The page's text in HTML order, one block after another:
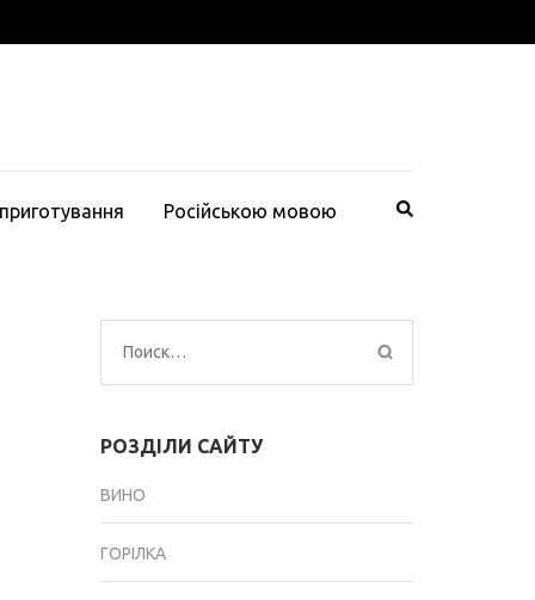
Російською мовою
Найти:
РОЗДІЛИ САЙТУ
ВИНО
ГОРІЛКА